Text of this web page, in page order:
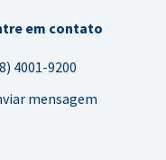
em contato
4001-9200
mensagem